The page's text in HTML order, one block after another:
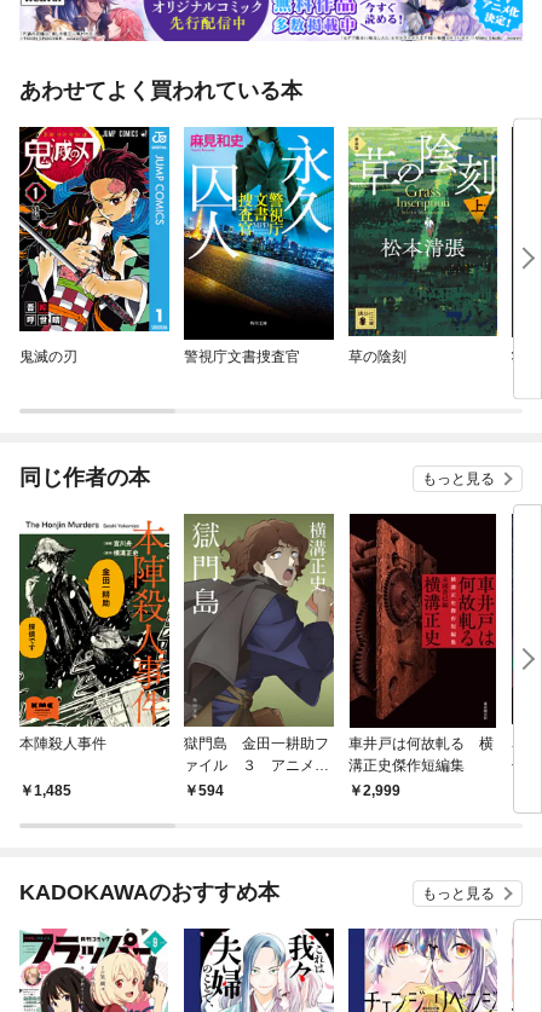
あわせてよく買われている本
鬼滅の刃 警視庁文書捜査官 草の陰刻 状
同じ作者の本 もっと見る
本陣殺人事件
1,485
獄門島 金田一耕助フ
ァイル ３ アニメカ
バー版
594
車井戸は何故軋る 横
溝正史傑作短編集
2,999
名
七
KADOKAWAのおすすめ本 もっと見る